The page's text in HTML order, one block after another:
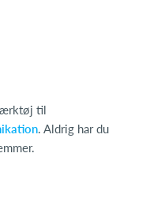
til
. Aldrig har du